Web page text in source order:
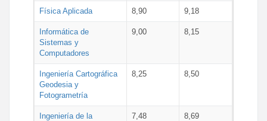
Física Aplicada 8,90 9,18
Informática de
Sistemas y
Computadores
9,00 8,15
Ingeniería Cartográfica
Geodesia y
Fotogrametría
8,25 8,50
Ingeniería de la
7,48 8,69